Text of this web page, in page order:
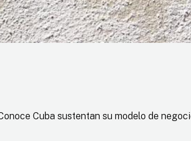
Cuba sustentan su modelo de